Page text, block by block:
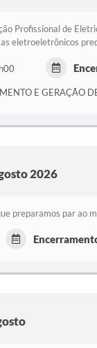
Profissional de
eletroeletrônicos
E GERAÇÃO
2026
preparamos par